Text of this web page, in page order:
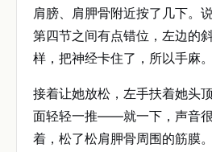
肩膀、肩胛骨附近按了几下。
第四节之间有点错位，左边的
样，把神经卡住了，所以手麻
接着让她放松，左手扶着她头
面轻轻一推——就一下，声音
着，松了松肩胛骨周围的筋膜